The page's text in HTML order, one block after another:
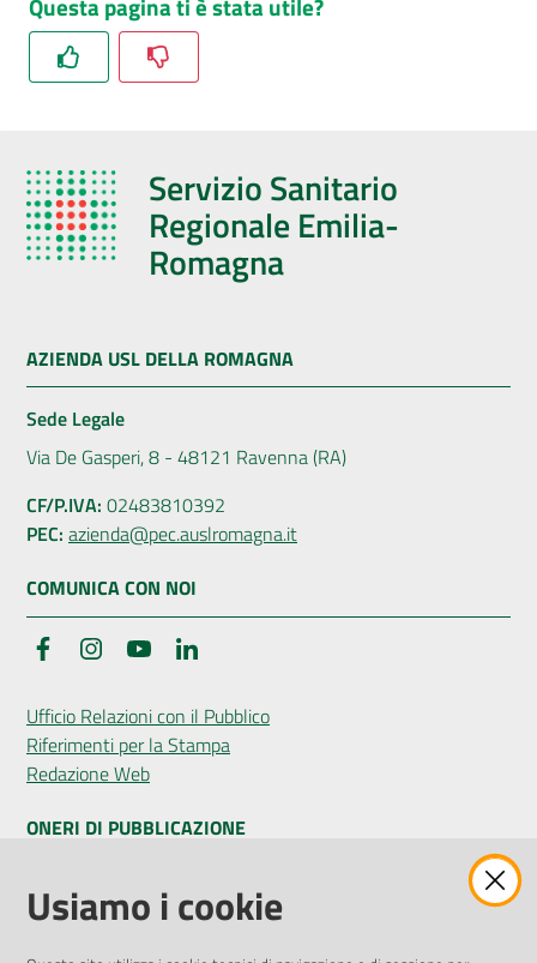
Servizio Sanitario
Regionale Emilia-
Romagna
AZIENDA USL DELLA ROMAGNA
Sede Legale
Via De Gasperi, 8 - 48121 Ravenna (RA)
CF/P.IVA: 02483810392
PEC: azienda@pec.auslromagna.it
COMUNICA CON NOI
FacebookInstagramYouTube
Ufficio Relazioni con il Pubblico
Riferimenti per la Stampa
Redazione Web
ONERI DI PUBBLICAZIONE
Amministrazione Trasparente
Pubblicità legale
Usiamo i cookie